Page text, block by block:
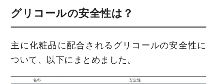
グリコールの安全性は？
主に化粧品に配合されるグリコールの安全性に
ついて、以下にまとめました。